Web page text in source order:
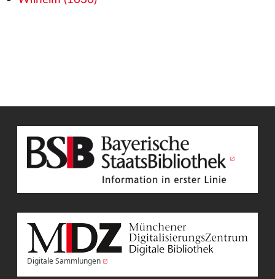
Digitale Sammlungen